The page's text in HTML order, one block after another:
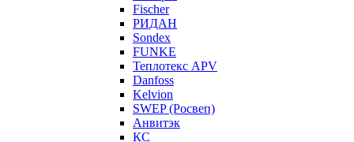
Fischer
РИДАН
Sondex
FUNKE
Теплотекс APV
Danfoss
Kelvion
SWEP (Росвеп)
Анвитэк
КС